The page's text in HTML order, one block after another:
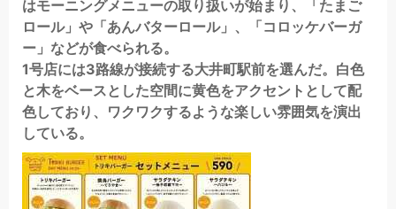
はモーニングメニューの取り扱いが始まり、「たまご
ロール」や「あんバターロール」、「コロッケバーガ
ー」などが食べられる。
1号店には3路線が接続する大井町駅前を選んだ。白色
と木をベースとした空間に黄色をアクセントとして配
色しており、ワクワクするような楽しい雰囲気を演出
している。